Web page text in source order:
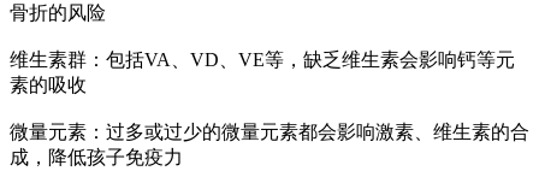
骨折的风险
维生素群：包括VA、VD、VE等，缺乏维生素会影响钙等元
素的吸收
微量元素：过多或过少的微量元素都会影响激素、维生素的合
成，降低孩子免疫力